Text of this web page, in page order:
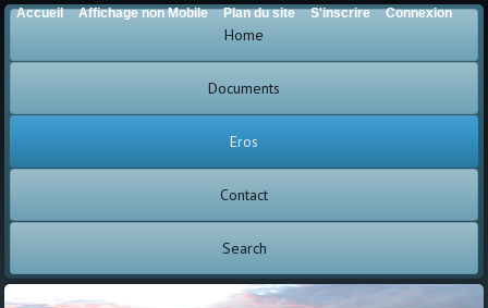
Home
Documents
Eros
Contact
Search
Accueil Affichage non Mobile Plan du site S'inscrire Connexion